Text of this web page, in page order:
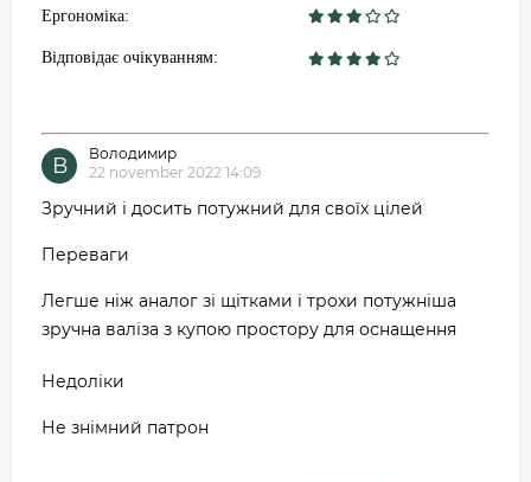
Ергономіка:
Відповідає очікуванням:
В
Володимир
22 november 2022 14:09
Зручний і досить потужний для своїх цілей
Переваги
Легше ніж аналог зі щітками і трохи потужніша
зручна валіза з купою простору для оснащення
Недоліки
Не знімний патрон